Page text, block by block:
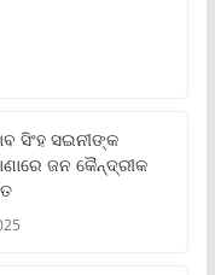
ସିଂହ ସଇନୀଙ୍କ
ଜନ କୈନ୍ଦ୍ରୀକ